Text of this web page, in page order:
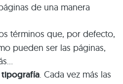
de una manera
términos que, por defecto,
pueden ser las páginas,
tipografía. Cada vez más las